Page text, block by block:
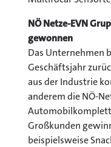
NÖ Netze-EVN
gewonnen
Das Unternehmen
Geschäftsjahr
aus der Industrie
anderem die NÖ-
Großkunden
beispielsweise